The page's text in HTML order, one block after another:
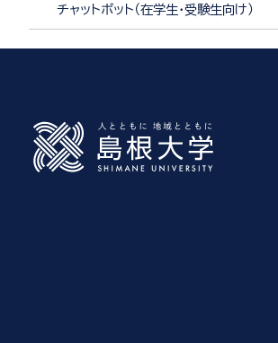
チャットボット（在学生・受験生向け）